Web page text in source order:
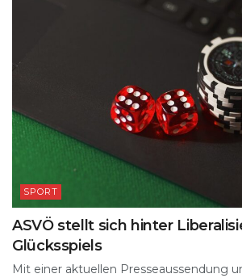
SPORT
ASVÖ stellt sich hinter
Glücksspiels
Mit einer aktuellen Presseaussendung